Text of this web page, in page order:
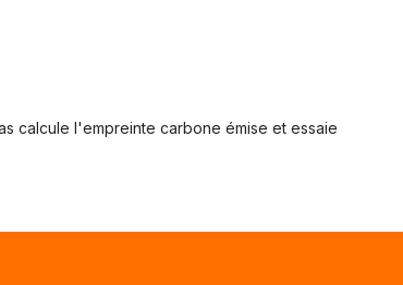
calcule l'empreinte carbone émise et essaie